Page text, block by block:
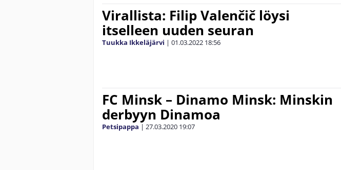
Virallista: Filip Valenčič löysi
itselleen uuden seuran
Tuukka Ikkeläjärvi | 01.03.2022 18:56
FC Minsk – Dinamo Minsk: Minskin
derbyyn Dinamoa
Petsipappa | 27.03.2020 19:07